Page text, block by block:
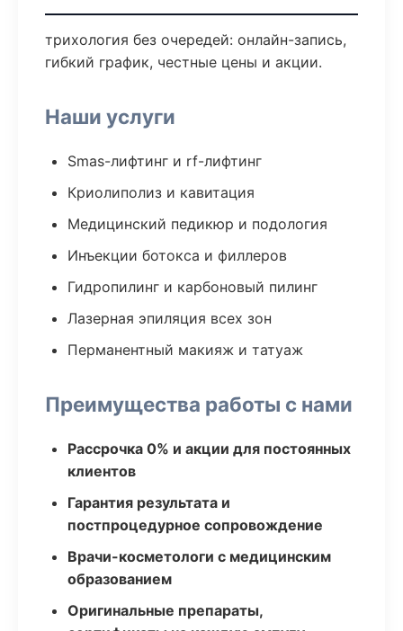
трихология без очередей: онлайн-запись,
гибкий график, честные цены и акции.
Наши услуги
Smas-лифтинг и rf-лифтинг
Криолиполиз и кавитация
Медицинский педикюр и подология
Инъекции ботокса и филлеров
Гидропилинг и карбоновый пилинг
Лазерная эпиляция всех зон
Перманентный макияж и татуаж
Преимущества работы с нами
Рассрочка 0% и акции для постоянных
клиентов
Гарантия результата и
постпроцедурное сопровождение
Врачи-косметологи с медицинским
образованием
Оригинальные препараты,